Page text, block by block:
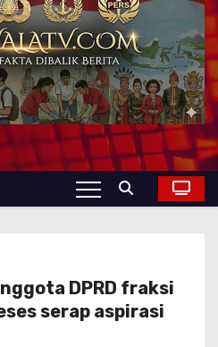
DPRD fraksi
serap aspirasi